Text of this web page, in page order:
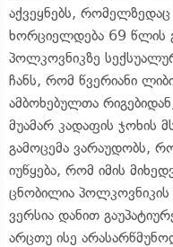
აქვეყნებს,
ხორციელდება 69 წლის
პოლკოვნიკზე
ჩანს, რომ წვერიანი
ამბოხებულთა
მუამარ კადაფის ჯოხის
გამოცემა ვარაუდობს,
იუწყება, რომ იმის
ცნობილია პოლკოვნიკის
ვერსია დანით
არცთუ ისე